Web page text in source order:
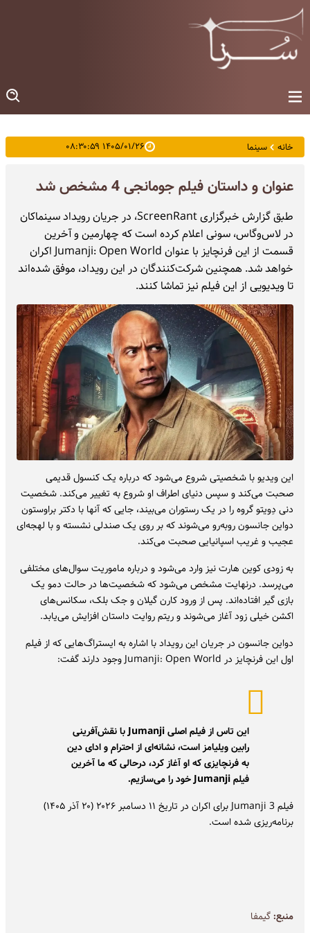
خانه سینما ۱۴۰۵/۰۱/۲۶ ۰۸:۳۰:۵۹
عنوان و داستان فیلم جومانجی 4 مشخص شد
طبق گزارش خبرگزاری ScreenRant، در جریان رویداد سینماکان
در لاس‌وگاس، سونی اعلام کرده است که چهارمین و آخرین
قسمت از این فرنچایز با عنوان Jumanji: Open World اکران
خواهد شد. همچنین شرکت‌کنندگان در این رویداد، موفق شده‌اند
تا ویدیویی از این فیلم نیز تماشا کنند.
این ویدیو با شخصیتی شروع می‌شود که درباره یک کنسول قدیمی
صحبت می‌کند و سپس دنیای اطراف او شروع به تغییر می‌کند. شخصیت
دنی دِویتو گروه را در یک رستوران می‌بیند، جایی که آنها با دکتر براوستون
دواین جانسون روبه‌رو می‌شوند که بر روی یک صندلی نشسته و با لهجه‌ای
عجیب و غریب اسپانیایی صحبت می‌کند.
به زودی کوین هارت نیز وارد می‌شود و درباره ماموریت سوال‌های مختلفی
می‌پرسد. درنهایت مشخص می‌شود که شخصیت‌ها در حالت دمو یک
بازی گیر افتاده‌اند. پس از ورود کارن گیلان و جک بلک، سکانس‌های
اکشن خیلی زود آغاز می‌شوند و ریتم روایت داستان افزایش می‌یابد.
دواین جانسون در جریان این رویداد با اشاره به ایستراگ‌هایی که از فیلم
اول این فرنچایز در Jumanji: Open World وجود دارند گفت:
این تاس از فیلم اصلی Jumanji با نقش‌آفرینی
رابین ویلیامز است، نشانه‌ای از احترام و ادای دین
به فرنچایزی که او آغاز کرد، درحالی که ما آخرین
فیلم Jumanji خود را می‌سازیم.
فیلم Jumanji 3 برای اکران در تاریخ ۱۱ دسامبر ۲۰۲۶ (۲۰ آذر ۱۴۰۵)
برنامه‌ریزی شده است.
منبع:گیمفا